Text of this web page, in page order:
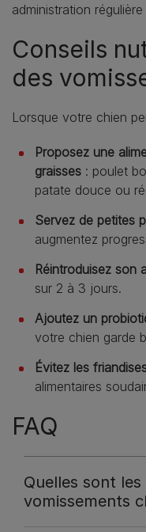
administration
Conseils
des
Lorsque votre chien
Proposez une
graisses : poulet
patate douce ou
Servez de petites
augmentez
Réintroduisez son
sur 2 à 3 jours.
Ajoutez un
votre chien garde
Évitez les
alimentaires
FAQ
Quelles sont
vomissements